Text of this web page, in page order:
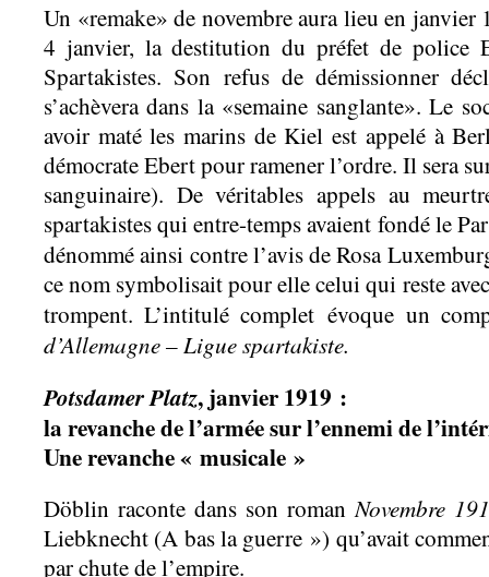
Un «remake» de novembre aura lieu en janvier
4 janvier, la destitution du préfet de police
Spartakistes. Son refus de démissionner
s’achèvera dans la «semaine sanglante». Le
avoir maté les marins de Kiel est appelé à
démocrate Ebert pour ramener l’ordre. Il sera
sanguinaire). De véritables appels au
spartakistes qui entre-temps avaient fondé le
dénommé ainsi contre l’avis de Rosa
ce nom symbolisait pour elle celui qui reste
trompent. L’intitulé complet évoque un
d’Allemagne – Ligue spartakiste.
Potsdamer Platz, janvier 1919 :
la revanche de l’armée sur l’ennemi de
Une revanche « musicale »
Döblin raconte dans son romanNovembre
Liebknecht (A bas la guerre ») qu’avait
par chute de l’empire.